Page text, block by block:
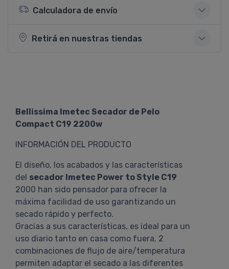
Calculadora de envío
Retirá en nuestras tiendas
Bellissima Imetec Secador de Pelo
Compact C19 2200w
INFORMACIÓN DEL PRODUCTO
El diseño, los acabados y las características
del secador Imetec Power to Style C19
2000 han sido pensador para ofrecer la
máxima facilidad de uso garantizando un
secado rápido y perfecto.
Gracias a sus características, es ideal para un
uso diario tanto en casa como fuera, 2
combinaciones de flujo de aire/temperatura
permiten adaptar el secado a las diferentes